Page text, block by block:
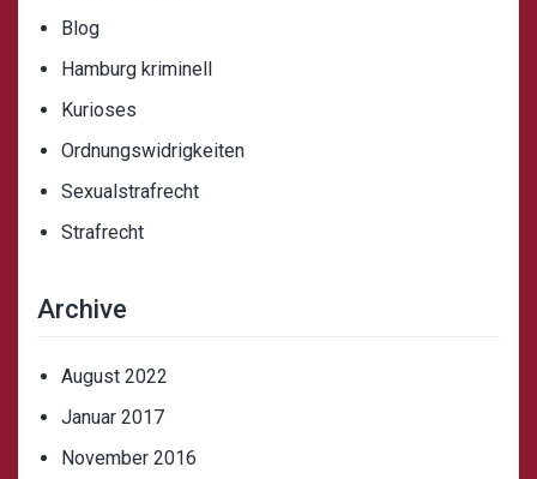
Blog
Hamburg kriminell
Kurioses
Ordnungswidrigkeiten
Sexualstrafrecht
Strafrecht
Archive
August 2022
Januar 2017
November 2016